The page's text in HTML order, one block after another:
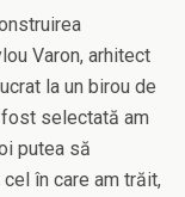
Varon, arhitect
la un birou de
fost selectată am
putea să
în care am trăit,